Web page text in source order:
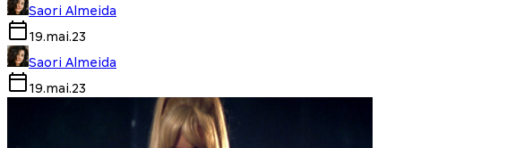
Saori Almeida
19.mai.23
Saori Almeida
19.mai.23